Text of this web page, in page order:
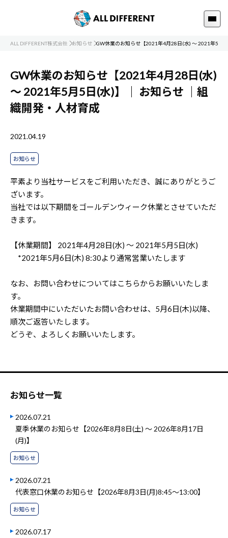
ALL DIFFERENT株式会社 お知らせ GW休業のお知らせ【2021年4月28日(水) ～ 2021年5月5
GW休業のお知らせ【2021年4月28日(水)
～ 2021年5月5日(水)】｜ お知らせ
｜組
織開発・人材育成
2021.04.19
お知らせ
平素より当社サービスをご利用いただき、誠にありがとうご
ざいます。
当社では以下期間をゴールデンウィーク休業とさせていただ
きます。
【休業期間】 2021年4月28日(水) ～ 2021年5月5日(水)
*2021年5月6日(木) 8:30より通常営業いたします
なお、お問い合わせについてはこちらからお願いいたしま
す。
休業期間中にいただいたお問い合わせは、5月6日(木)以降、
順次ご返答いたします。
どうぞ、よろしくお願いいたします。
お知らせ一覧
2026.07.21
夏季休業のお知らせ【2026年8月8日(土) ～ 2026年8月17日
(月)】
お知らせ
2026.07.21
代表窓口休業のお知らせ【2026年8月3日(月)8:45～13:00】
お知らせ
2026.07.17